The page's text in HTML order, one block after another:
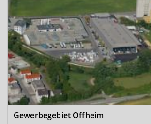
Gewerbegebiet Offheim